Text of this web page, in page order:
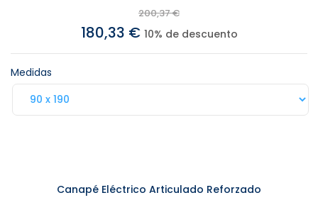
200,37 €
180,33 € 10% de descuento
Medidas
Canapé Eléctrico Articulado Reforzado